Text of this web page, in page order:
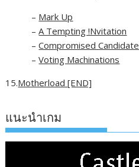
– Mark Up
–A Tempting !Nvitation
–Compromised Candidate
–Voting Machinations
15.Motherload [END]
แนะนำเกม